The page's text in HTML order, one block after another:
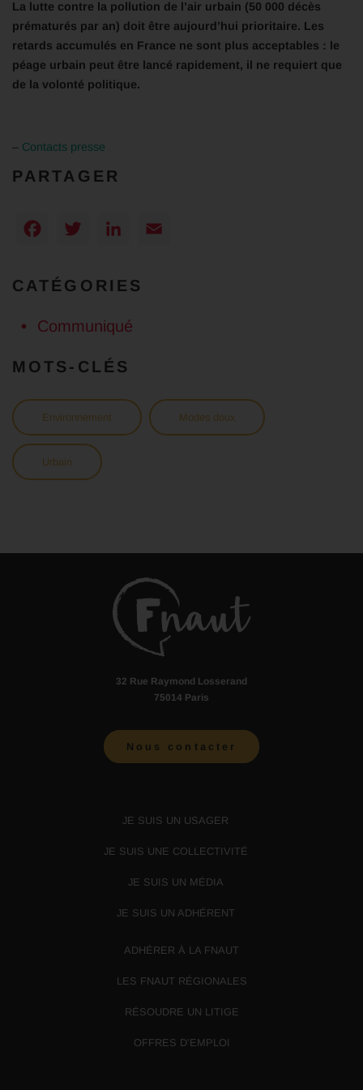
La lutte contre la pollution de l’air urbain (50 000 décès
prématurés par an) doit être aujourd’hui prioritaire. Les
retards accumulés en France ne sont plus acceptables : le
péage urbain peut être lancé rapidement, il ne requiert que
de la volonté politique.
– Contacts presse
PARTAGER
Facebook
TwitterLinkedIn
CATÉGORIES
Communiqué
MOTS-CLÉS
Environnement Modes doux
Urbain
32 Rue Raymond Losserand
75014 Paris
Nous contacter
JE SUIS UN USAGER
JE SUIS UNE COLLECTIVITÉ
JE SUIS UN MÉDIA
JE SUIS UN ADHÉRENT
ADHÉRER À LA FNAUT
LES FNAUT RÉGIONALES
RÉSOUDRE UN LITIGE
OFFRES D’EMPLOI